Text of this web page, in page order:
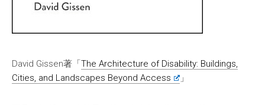
David Gissen著「The Architecture of Disability: Buildings,
Cities, and Landscapes Beyond Access
」